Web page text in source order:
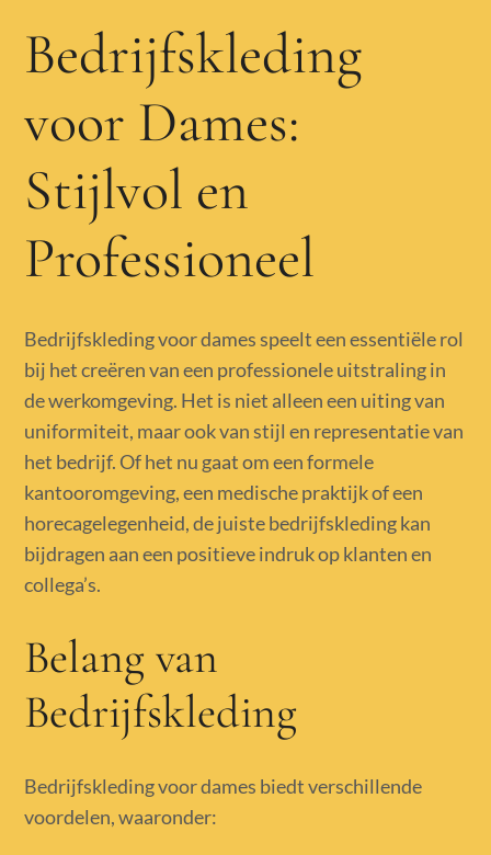
Bedrijfskleding
voor Dames:
Stijlvol en
Professioneel
Bedrijfskleding voor dames speelt een essentiële rol
bij het creëren van een professionele uitstraling in
de werkomgeving. Het is niet alleen een uiting van
uniformiteit, maar ook van stijl en representatie van
het bedrijf. Of het nu gaat om een formele
kantooromgeving, een medische praktijk of een
horecagelegenheid, de juiste bedrijfskleding kan
bijdragen aan een positieve indruk op klanten en
collega’s.
Belang van
Bedrijfskleding
Bedrijfskleding voor dames biedt verschillende
voordelen, waaronder: